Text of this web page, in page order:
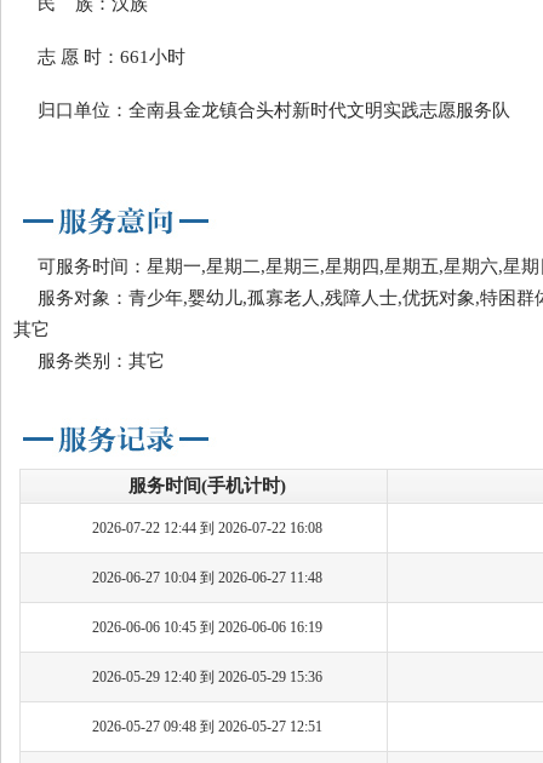
志 愿 时：661小时
归口单位：全南县金龙镇合头村新时代文明实践志愿服务队
可服务时间：星期一,星期二,星期三,星期四,星期五,星期六,星期
服务对象：青少年,婴幼儿,孤寡老人,残障人士,优抚对象,特困群
其它
服务类别：其它